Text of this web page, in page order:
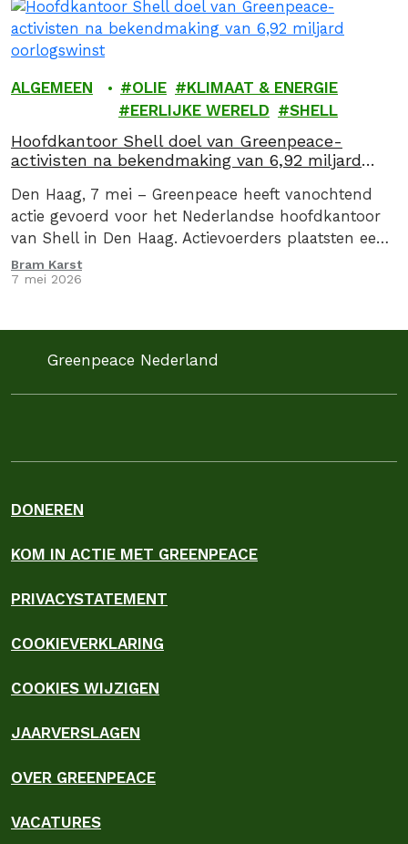
ALGEMEEN OLIE
KLIMAAT & ENERGIE
EERLIJKE WERELD
SHELL
Hoofdkantoor Shell doel van Greenpeace-
activisten na bekendmaking van 6,92 miljard
Den Haag, 7 mei – Greenpeace heeft vanochtend
actie gevoerd voor het Nederlandse hoofdkantoor
van Shell in Den Haag. Actievoerders plaatsten een
drie meter hoge zuil met daarop de oorlogswinst…
Bram Karst
7 mei 2026
Greenpeace Nederland
DONEREN
KOM IN ACTIE MET GREENPEACE
PRIVACYSTATEMENT
COOKIEVERKLARING
COOKIES WIJZIGEN
JAARVERSLAGEN
OVER GREENPEACE
VACATURES